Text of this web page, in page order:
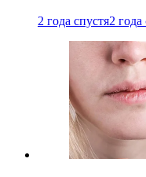
2 года спустя2 года